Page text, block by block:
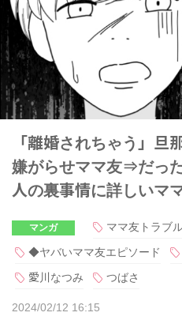
「離婚されちゃう」旦
嫌がらせママ友⇒だっ
人の裏事情に詳しいマ
マンガ
ママ友トラブ
◆ヤバいママ友エピソード
愛川なつみ
つばさ
2024/02/12 16:15